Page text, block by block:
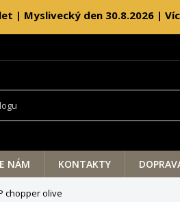
| Myslivecký den 30.8.2026 |
NÁM KONTAKTY
chopper olive